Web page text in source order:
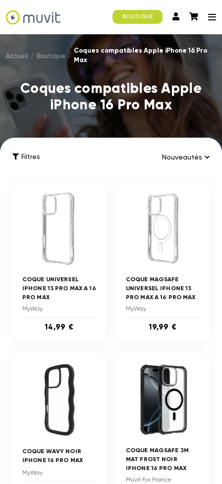
BOUTIQUE
Accueil / Boutique /
Coques compatibles Apple iPhone 16 Pro
Max
Coques compatibles Apple
iPhone 16 Pro Max
Filtres
COQUE UNIVERSEL
IPHONE 13 PRO MAX A 16
PRO MAX
MyWay
14,99 €
COQUE MAGSAFE
UNIVERSEL IPHONE 13
PRO MAX A 16 PRO MAX
MyWay
19,99 €
COQUE WAVY NOIR
IPHONE 16 PRO MAX
MyWay
COQUE MAGSAFE 3M
MAT FROST NOIR
IPHONE 16 PRO MAX
Muvit For France